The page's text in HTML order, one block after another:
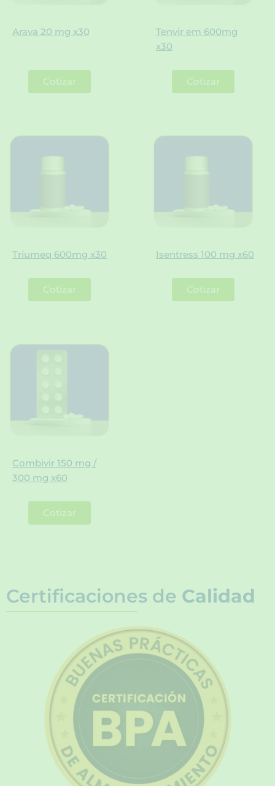
Arava 20 mg x30
Cotizar
Tenvir em 600mg
x30
Cotizar
Triumeq 600mg x30
Cotizar
Isentress 100 mg x60
Cotizar
Combivir 150 mg /
300 mg x60
Cotizar
Certificaciones de Calidad